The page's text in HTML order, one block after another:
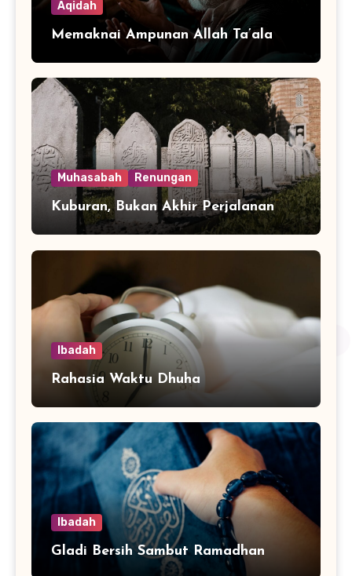
Aqidah
Memaknai Ampunan Allah Ta’ala
Muhasabah Renungan
Kuburan, Bukan Akhir Perjalanan
Ibadah
Rahasia Waktu Dhuha
Ibadah
Gladi Bersih Sambut Ramadhan